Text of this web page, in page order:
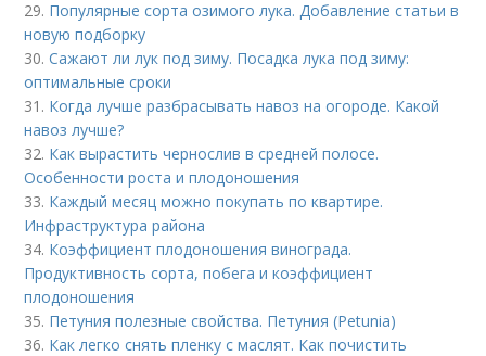
29. Популярные сорта озимого лука. Добавление статьи в
новую подборку
30.Сажают ли лук под зиму. Посадка лука под зиму:
оптимальные сроки
31. Когда лучше разбрасывать навоз на огороде. Какой
навоз лучше?
32. Как вырастить чернослив в средней полосе.
Особенности роста и плодоношения
33. Каждый месяц можно покупать по квартире.
Инфраструктура района
34. Коэффициент плодоношения винограда.
Продуктивность сорта, побега и коэффициент
плодоношения
35. Петуния полезные свойства. Петуния (Petunia)
36. Как легко снять пленку с маслят. Как почистить